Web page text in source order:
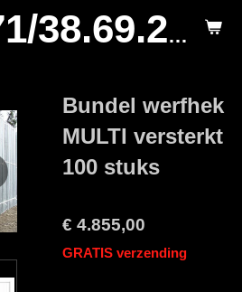
0471/38.69.29.
Bundel werfhek
MULTI versterkt
100 stuks
€ 4.855,00
GRATIS verzending